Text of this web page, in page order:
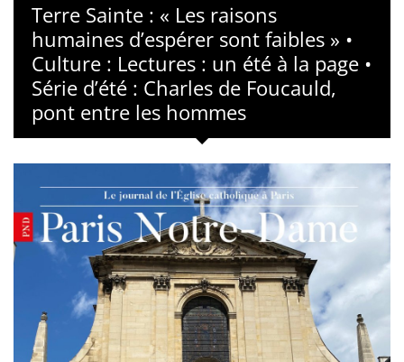
Terre Sainte : « Les raisons
humaines d’espérer sont faibles » •
Culture : Lectures : un été à la page •
Série d’été : Charles de Foucauld,
pont entre les hommes